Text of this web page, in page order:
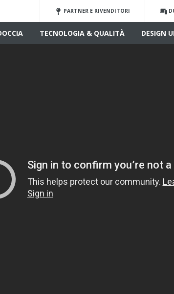
PARTNER E RIVENDITORI
TECNOLOGIA & QUALITÀ DESIGN